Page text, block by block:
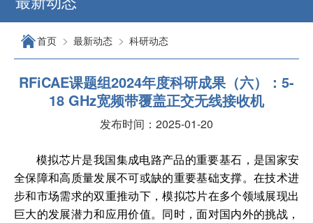
首页 > 最新动态 > 科研动态
RFiCAE课题组2024年度科研成果（六）：5-
18 GHz宽频带覆盖正交无线接收机
发布时间：2025-01-20
模拟芯片是我国集成电路产品的重要基石，是国家安
全保障和高质量发展不可或缺的重要基础支撑。在技术进
步和市场需求的双重推动下，模拟芯片在多个领域展现出
巨大的发展潜力和应用价值。同时，面对国内外的挑战，